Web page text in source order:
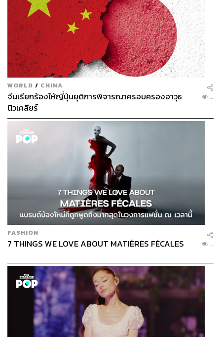
WORLD / CHINA
จีนเรียกร้องให้ญี่ปุ่นยุติการพิจารณาครอบครองอาวุธ
นิวเคลียร์
...
FASHION
7 THINGS WE LOVE ABOUT MATIÈRES FÉCALES ...